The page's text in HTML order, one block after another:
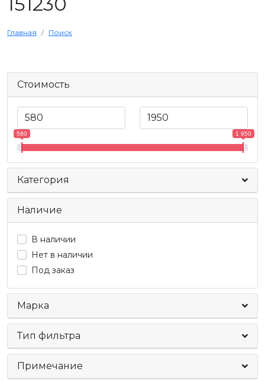
Главная Поиск
Стоимость
580 1 950
Наличие
В наличии
Нет в наличии
Под заказ
Марка
Тип фильтра
Примечание
Категория